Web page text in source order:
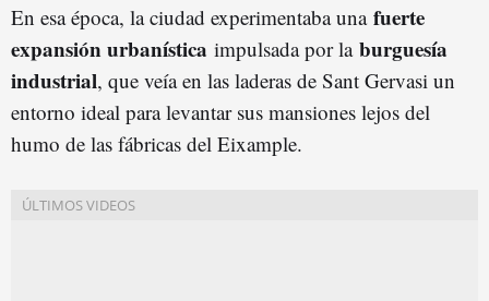
En esa época, la ciudad experimentaba una fuerte
expansión urbanística impulsada por la burguesía
industrial, que veía en las laderas de Sant Gervasi un
entorno ideal para levantar sus mansiones lejos del
humo de las fábricas del Eixample.